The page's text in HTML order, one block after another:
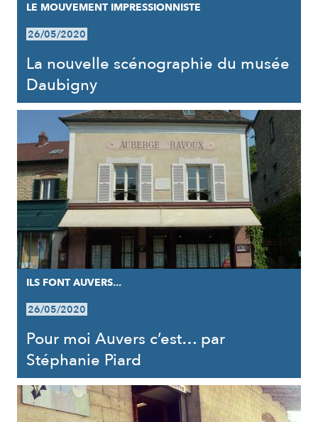
LE MOUVEMENT IMPRESSIONNISTE
26/05/2020
La nouvelle scénographie du musée
Daubigny
ILS FONT AUVERS...
26/05/2020
Pour moi Auvers c’est… par
Stéphanie Piard